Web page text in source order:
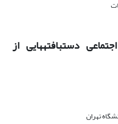
دست‏بافته‏هایی از
تهران